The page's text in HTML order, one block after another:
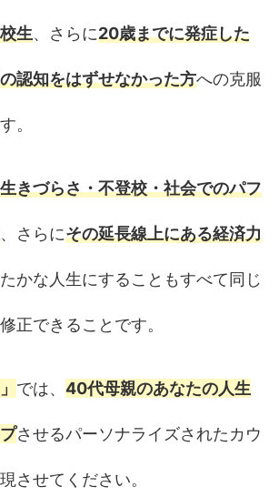
生、さらに20歳までに発症した
認知をはずせなかった方への克服
。
きづらさ・不登校・社会でのパフ
、さらにその延長線上にある経済力
かな人生にすることもすべて同じ
正できることです。
では、 40代母親のあなたの人生
させるパーソナライズされたカウ
させてください。